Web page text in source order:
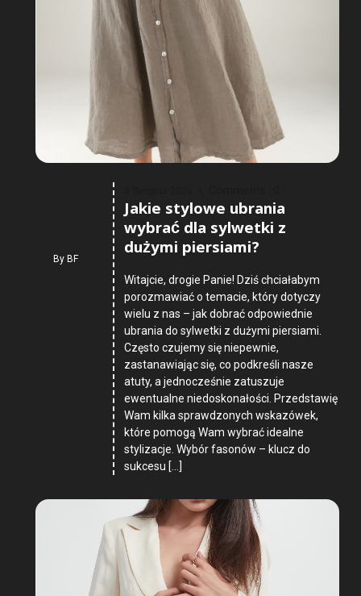
ByBF
Jakie stylowe ubrania
wybrać dla sylwetki z
dużymi piersiami?
Witajcie, drogie Panie! Dziś chciałabym
porozmawiać o temacie, który dotyczy
wielu z nas – jak dobrać odpowiednie
ubrania do sylwetki z dużymi piersiami.
Często czujemy się niepewnie,
zastanawiając się, co podkreśli nasze
atuty, a jednocześnie zatuszuje
ewentualne niedoskonałości. Przedstawię
Wam kilka sprawdzonych wskazówek,
które pomogą Wam wybrać idealne
stylizacje. Wybór fasonów – klucz do
sukcesu […]